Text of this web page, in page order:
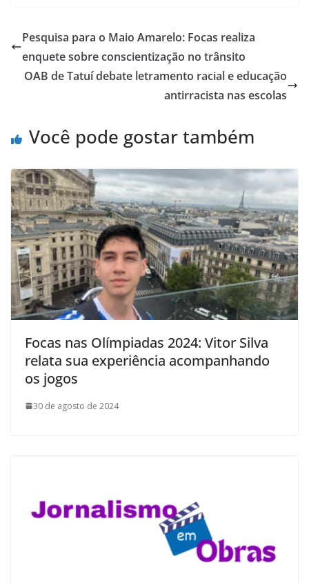
Pesquisa para o Maio Amarelo: Focas realiza
enquete sobre conscientização no trânsito
OAB de Tatuí debate letramento racial e educação
antirracista nas escolas
Você pode gostar também
Focas nas Olímpiadas 2024: Vitor Silva
relata sua experiência acompanhando
os jogos
30 de agosto de 2024